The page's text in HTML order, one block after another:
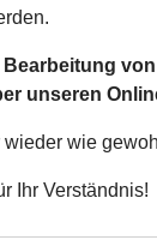
Bearbeitung
unseren
wie
Ihr Verständnis!